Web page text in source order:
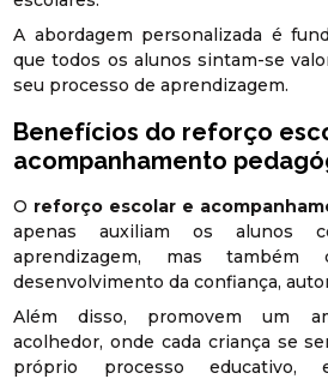
A abordagem personalizada é
que todos os alunos sintam-se
seu processo de aprendizagem.
Benefícios do reforço
acompanhamento
O reforço escolar e
apenas auxiliam os alunos
aprendizagem, mas
desenvolvimento da confiança,
Além disso, promovem um
acolhedor, onde cada criança se
próprio processo educativo,